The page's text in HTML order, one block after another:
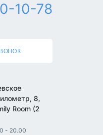
10-78
8,
Room (2
- 20.00